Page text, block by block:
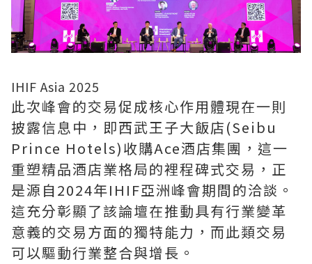
IHIF Asia 2025
此次峰會的交易促成核心作用體現在一則
披露信息中，即西武王子大飯店(Seibu
Prince Hotels)收購Ace酒店集團，這一
重塑精品酒店業格局的裡程碑式交易，正
是源自2024年IHIF亞洲峰會期間的洽談。
這充分彰顯了該論壇在推動具有行業變革
意義的交易方面的獨特能力，而此類交易
可以驅動行業整合與增長。